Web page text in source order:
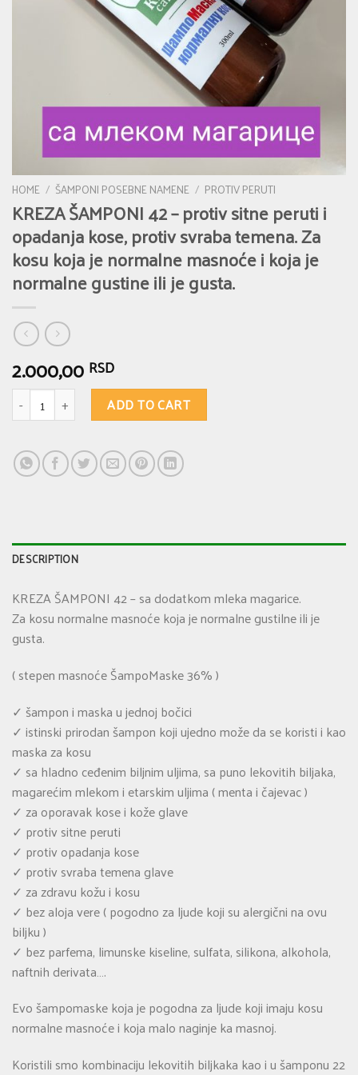
HOME / ŠAMPONI POSEBNE NAMENE / PROTIV PERUTI
KREZA ŠAMPONI 42 – protiv sitne peruti i
opadanja kose, protiv svraba temena. Za
kosu koja je normalne masnoće i koja je
normalne gustine ili je gusta.
2.000,00 RSD
KREZA ŠAMPONI 42 - protiv sitne peruti i opadanja kose, protiv
ADD TO CART
DESCRIPTION
KREZA ŠAMPONI 42 – sa dodatkom mleka magarice.
Za kosu normalne masnoće koja je normalne gustilne ili je
gusta.
( stepen masnoće ŠampoMaske 36% )
✓ šampon i maska u jednoj bočici
✓ istinski prirodan šampon koji ujedno može da se koristi i kao
maska za kosu
✓ sa hladno ceđenim biljnim uljima, sa puno lekovitih biljaka,
magarećim mlekom i etarskim uljima ( menta i čajevac )
✓ za oporavak kose i kože glave
✓ protiv sitne peruti
✓ protiv opadanja kose
✓ protiv svraba temena glave
✓ za zdravu kožu i kosu
✓ bez aloja vere ( pogodno za ljude koji su alergični na ovu
biljku )
✓ bez parfema, limunske kiseline, sulfata, silikona, alkohola,
naftnih derivata….
Evo šampomaske koja je pogodna za ljude koji imaju kosu
normalne masnoće i koja malo naginje ka masnoj.
Koristili smo kombinaciju lekovitih biljkaka kao i u šamponu 22